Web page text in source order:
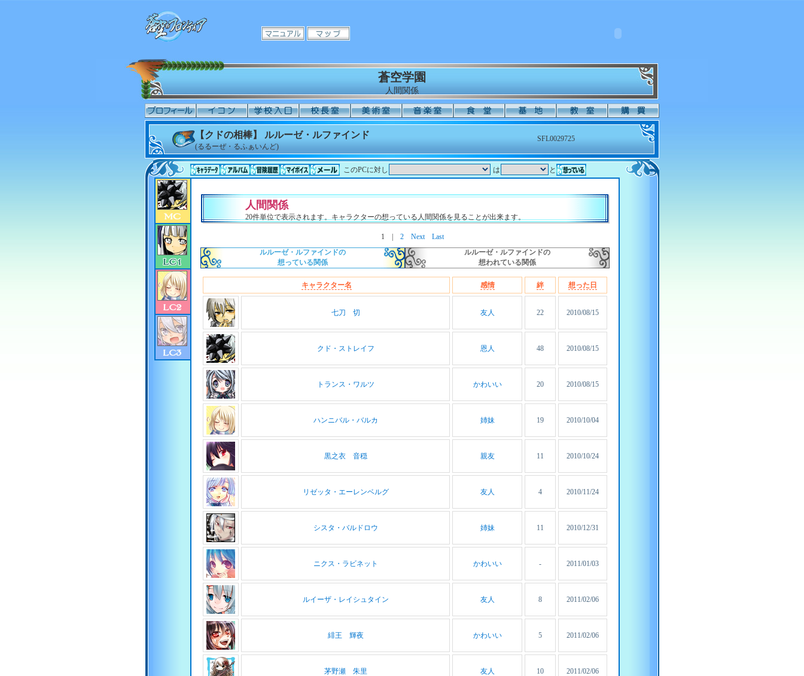
蒼空学園
人間関係
【クドの相棒】 ルルーゼ・ルファインド
(るるーぜ・るふぁいんど)
SFL0029725
このPCに対し は と
人間関係
20件単位で表示されます。キャラクターの想っている人間関係を見ることが出来ます。
1 2 Next
Last
ルルーゼ・ルファインドの
想っている関係
ルルーゼ・ルファインドの
想われている関係
キャラクター名 感情 絆 想った日
七刀 切 友人 22 2010/08/15
クド・ストレイフ 恩人 48 2010/08/15
トランス・ワルツ かわいい 20 2010/08/15
ハンニバル・バルカ 姉妹 19 2010/10/04
黒之衣 音穏 親友 11 2010/10/24
リゼッタ・エーレンベルグ 友人 4 2010/11/24
シスタ・バルドロウ 姉妹 11 2010/12/31
ニクス・ラビネット かわいい - 2011/01/03
ルイーザ・レイシュタイン 友人 8 2011/02/06
緋王 輝夜 かわいい 5 2011/02/06
茅野瀬 朱里 友人 10 2011/02/06